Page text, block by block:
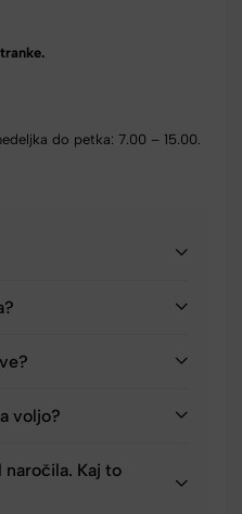
do petka: 7.00 – 15.00.
voljo?
naročila. Kaj to